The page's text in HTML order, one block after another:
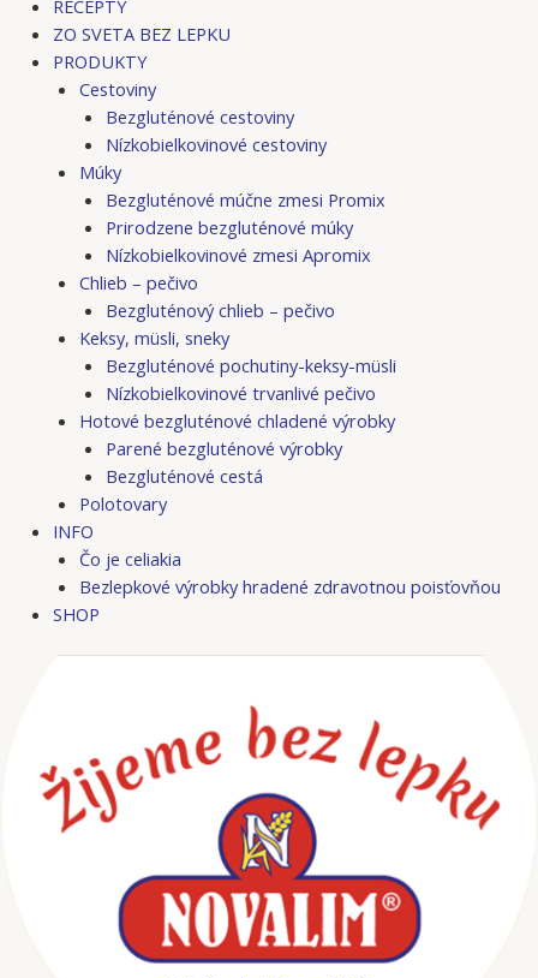
RECEPTY
ZO SVETA BEZ LEPKU
PRODUKTY
Cestoviny
Bezgluténové cestoviny
Nízkobielkovinové cestoviny
Múky
Bezgluténové múčne zmesi Promix
Prirodzene bezgluténové múky
Nízkobielkovinové zmesi Apromix
Chlieb – pečivo
Bezgluténový chlieb – pečivo
Keksy, müsli, sneky
Bezgluténové pochutiny-keksy-müsli
Nízkobielkovinové trvanlivé pečivo
Hotové bezgluténové chladené výrobky
Parené bezgluténové výrobky
Bezgluténové cestá
Polotovary
INFO
Čo je celiakia
Bezlepkové výrobky hradené zdravotnou poisťovňou
SHOP